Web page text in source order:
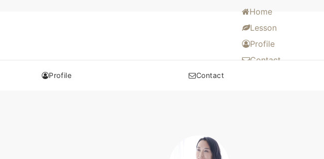
Home
Lesson
Profile
Contact
Profile Contact